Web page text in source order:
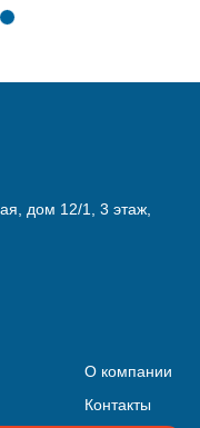
дом 12/1, 3 этаж,
О компании
Контакты